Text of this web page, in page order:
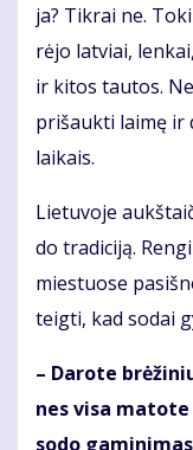
ja? Tik­rai ne.
rė­jo lat­viai,
ir ki­tos tau­tos.
pri­šauk­ti lai­mę ir
lai­kais.
Lie­tu­vo­je
do tra­di­ci­ją.
mies­tuo­se
teig­ti, kad so­dai
– Da­ro­te
nes vi­sa
so­do